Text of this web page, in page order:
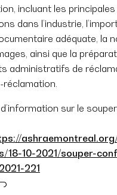
incluant les
dans l’industrie,
adéquate, la
ainsi que la
administratifs de
sur le
18-10-2021/souper-
221